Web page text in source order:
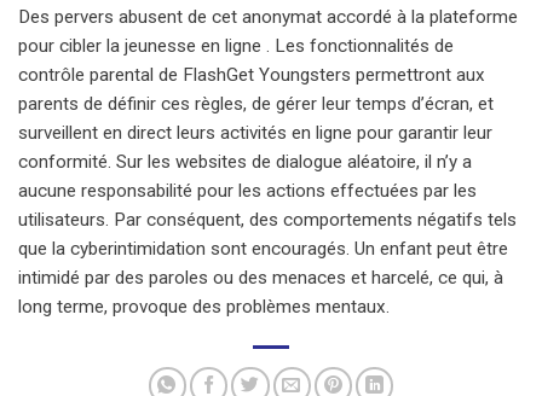
Des pervers abusent de cet anonymat accordé à la plateforme
pour cibler la jeunesse en ligne . Les fonctionnalités de
contrôle parental de FlashGet Youngsters permettront aux
parents de définir ces règles, de gérer leur temps d’écran, et
surveillent en direct leurs activités en ligne pour garantir leur
conformité. Sur les websites de dialogue aléatoire, il n’y a
aucune responsabilité pour les actions effectuées par les
utilisateurs. Par conséquent, des comportements négatifs tels
que la cyberintimidation sont encouragés. Un enfant peut être
intimidé par des paroles ou des menaces et harcelé, ce qui, à
long terme, provoque des problèmes mentaux.